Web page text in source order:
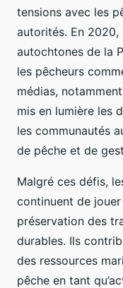
tensions avec les
autorités. En
autochtones de la
les pêcheurs
médias, notamment
mis en lumière les
les communautés
de pêche et de
Malgré ces défis,
continuent de
préservation des
durables. Ils
des ressources
pêche en tant